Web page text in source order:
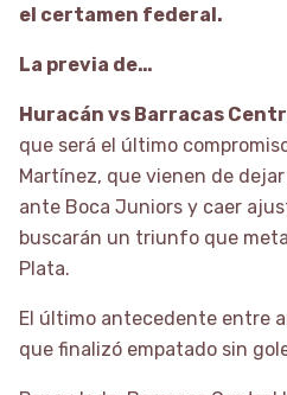
el certamen federal.
La previa de…
Huracán vs Barracas
que será el último
Martínez, que vienen de
ante Boca Juniors y caer
buscarán un triunfo que
Plata.
El último antecedente entre
que finalizó empatado sin